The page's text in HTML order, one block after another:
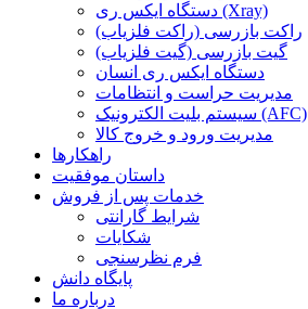
دستگاه ایکس ری (Xray)
راکت بازرسی (راکت فلزیاب)
گیت بازرسی (گیت فلزیاب)
دستگاه ایکس ری انسان
مدیریت حراست و انتظامات
سیستم بلیت الکترونیک (AFC)
مدیریت ورود و خروج کالا
راهکارها
داستان موفقیت
خدمات پس از فروش
شرایط گارانتی
شکایات
فرم نظرسنجی
پایگاه دانش
درباره ما